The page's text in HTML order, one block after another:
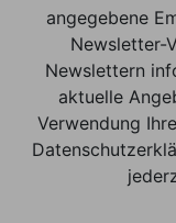
angegebene
Newsletter-
Newslettern
aktuelle
Verwendung